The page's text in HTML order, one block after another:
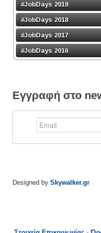
#JobDays 2019
#JobDays 2018
#JobDays 2017
#JobDays 2016
Εγγραφή στο
Designed by Skywalker.gr